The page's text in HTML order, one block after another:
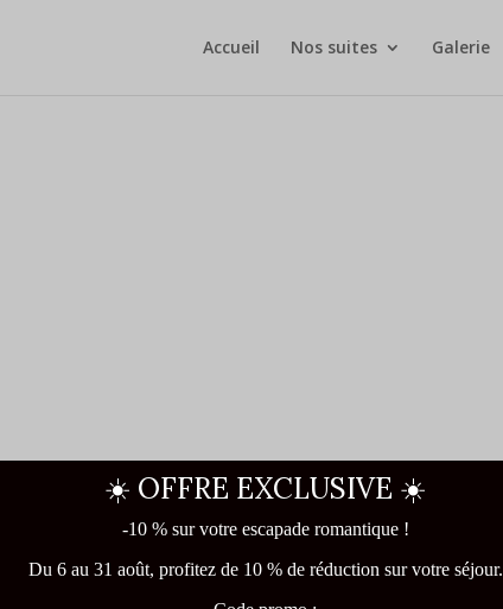
Accueil Nos suites Galerie
Politique de confidentialité
☀️ OFFRE EXCLUSIVE ☀️
-10 % sur votre escapade romantique !
Du 6 au 31 août, profitez de 10 % de réduction sur votre séjour.